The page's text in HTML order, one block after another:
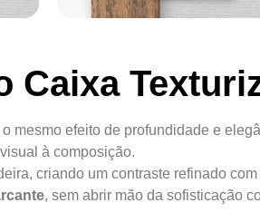
Caixa
mesmo efeito de profundidade e
à composição.
criando um contraste refinado
, sem abrir mão da sofisticação